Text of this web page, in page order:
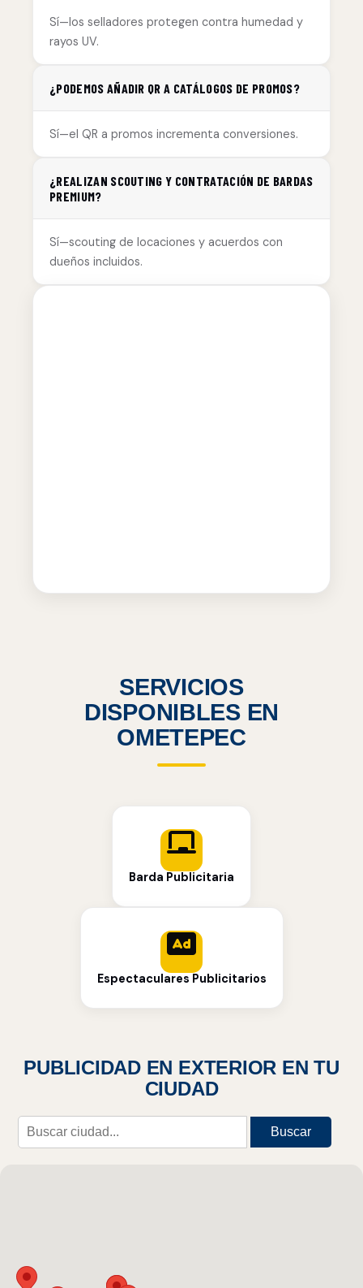
Sí—los selladores protegen contra humedad y
rayos UV.
¿PODEMOS AÑADIR QR A CATÁLOGOS DE PROMOS?
Sí—el QR a promos incrementa conversiones.
¿REALIZAN SCOUTING Y CONTRATACIÓN DE BARDAS
PREMIUM?
Sí—scouting de locaciones y acuerdos con
dueños incluidos.
SERVICIOS
DISPONIBLES EN
OMETEPEC
Barda Publicitaria
Espectaculares Publicitarios
PUBLICIDAD EN EXTERIOR EN TU
CIUDAD
Buscar